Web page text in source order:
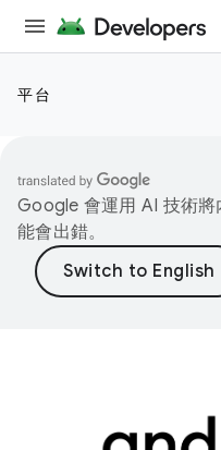
平台
Google 會運用 AI 技術
能會出錯。